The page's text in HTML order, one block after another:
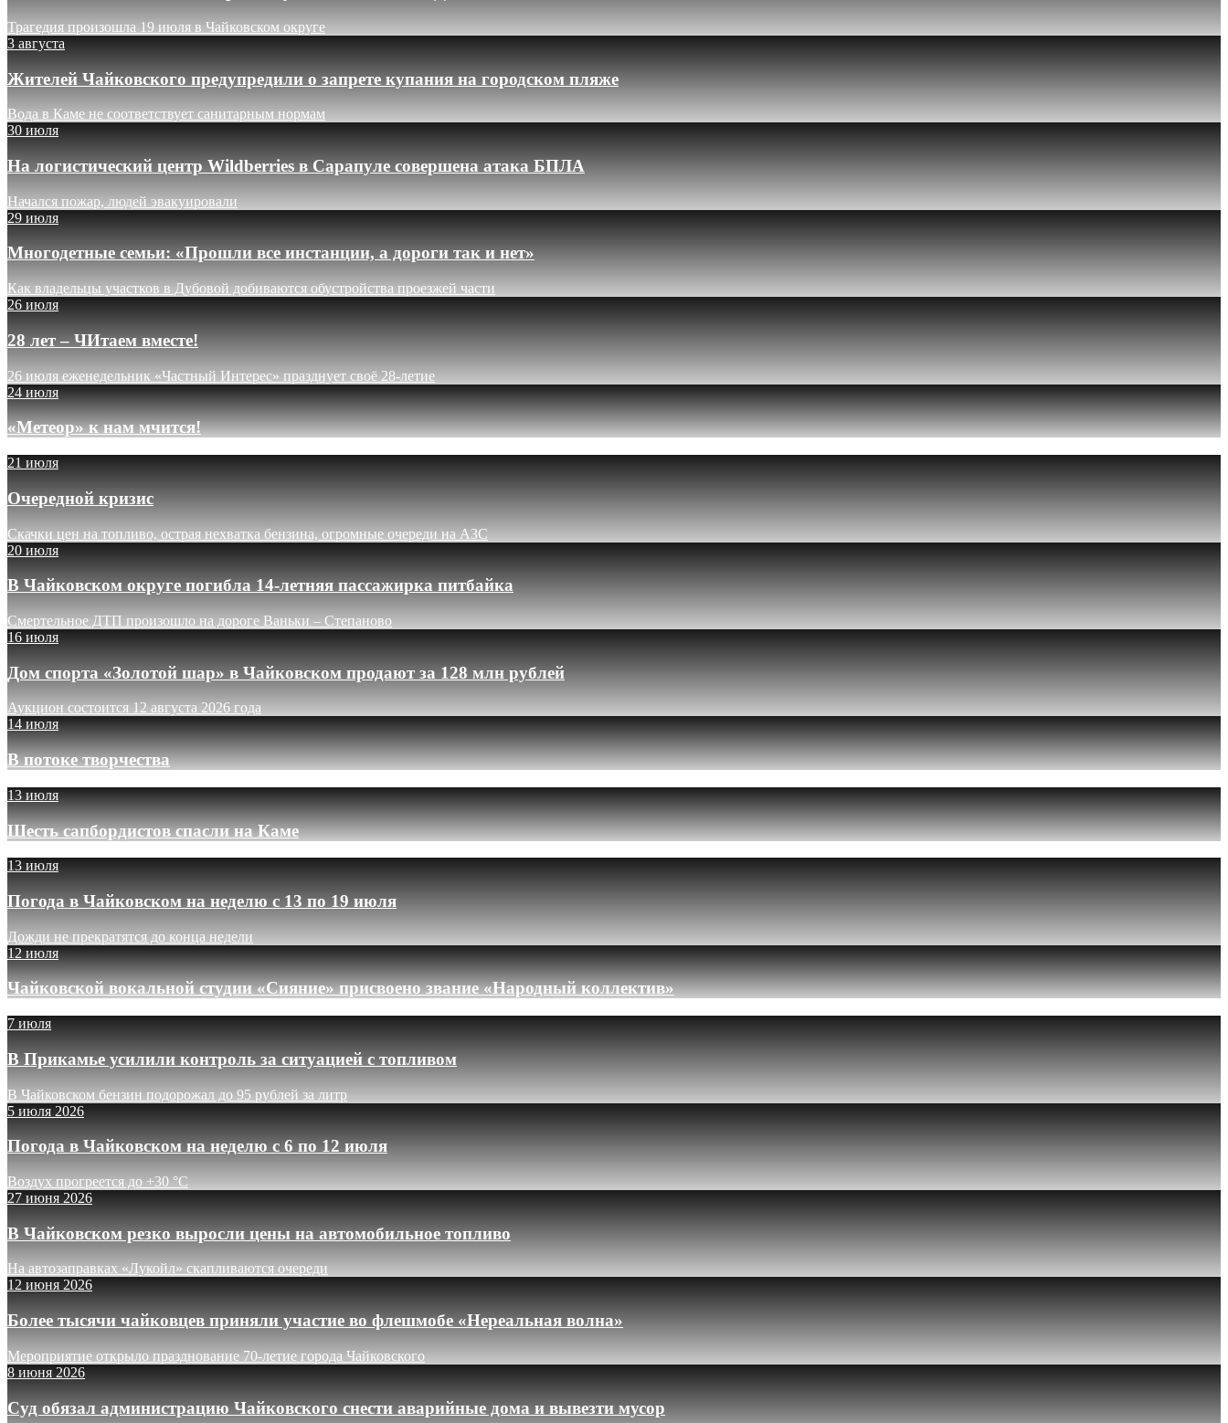
Трагедия произошла 19 июля в Чайковском округе
3 августа
Жителей Чайковского предупредили о запрете купания на городском пляже
Вода в Каме не соответствует санитарным нормам
30 июля
На логистический центр Wildberries в Сарапуле совершена атака БПЛА
Начался пожар, людей эвакуировали
29 июля
Многодетные семьи: «Прошли все инстанции, а дороги так и нет»
Как владельцы участков в Дубовой добиваются обустройства проезжей части
26 июля
28 лет – ЧИтаем вместе!
26 июля еженедельник «Частный Интерес» празднует своё 28-летие
24 июля
«Метеор» к нам мчится!
21 июля
Очередной кризис
Скачки цен на топливо, острая нехватка бензина, огромные очереди на АЗС
20 июля
В Чайковском округе погибла 14-летняя пассажирка питбайка
Смертельное ДТП произошло на дороге Ваньки – Степаново
16 июля
Дом спорта «Золотой шар» в Чайковском продают за 128 млн рублей
Аукцион состоится 12 августа 2026 года
14 июля
В потоке творчества
13 июля
Шесть сапбордистов спасли на Каме
13 июля
Погода в Чайковском на неделю с 13 по 19 июля
Дожди не прекратятся до конца недели
12 июля
Чайковской вокальной студии «Сияние» присвоено звание «Народный коллектив»
7 июля
В Прикамье усилили контроль за ситуацией с топливом
В Чайковском бензин подорожал до 95 рублей за литр
5 июля 2026
Погода в Чайковском на неделю с 6 по 12 июля
Воздух прогреется до +30 °C
27 июня 2026
В Чайковском резко выросли цены на автомобильное топливо
На автозаправках «Лукойл» скапливаются очереди
12 июня 2026
Более тысячи чайковцев приняли участие во флешмобе «Нереальная волна»
Мероприятие открыло празднование 70-летие города Чайковского
8 июня 2026
Суд обязал администрацию Чайковского снести аварийные дома и вывезти мусор